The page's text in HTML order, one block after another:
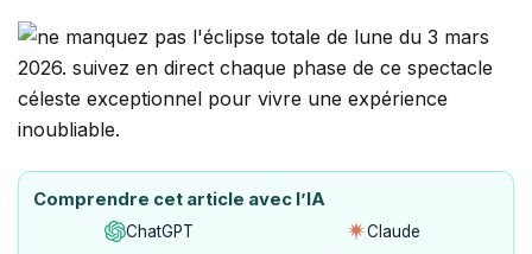
Comprendre cet article avec l’IA
ChatGPT
Ouvrir
Claude
Ouvrir